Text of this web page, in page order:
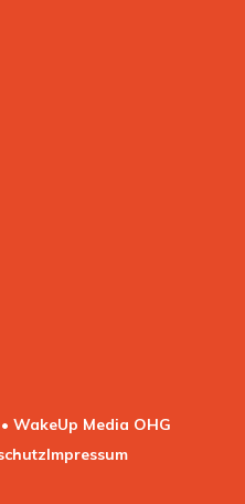
WakeUp Media OHG
Impressum